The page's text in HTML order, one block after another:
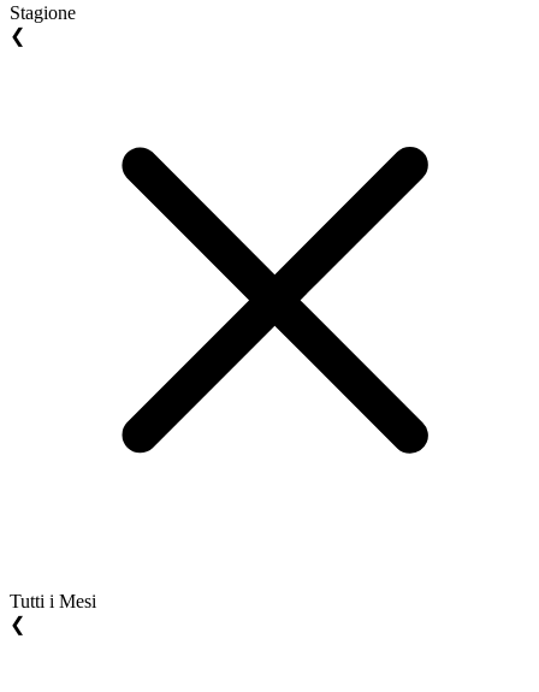
Stagione
❮
Tutti i Mesi
❮